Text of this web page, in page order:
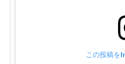
この投稿を